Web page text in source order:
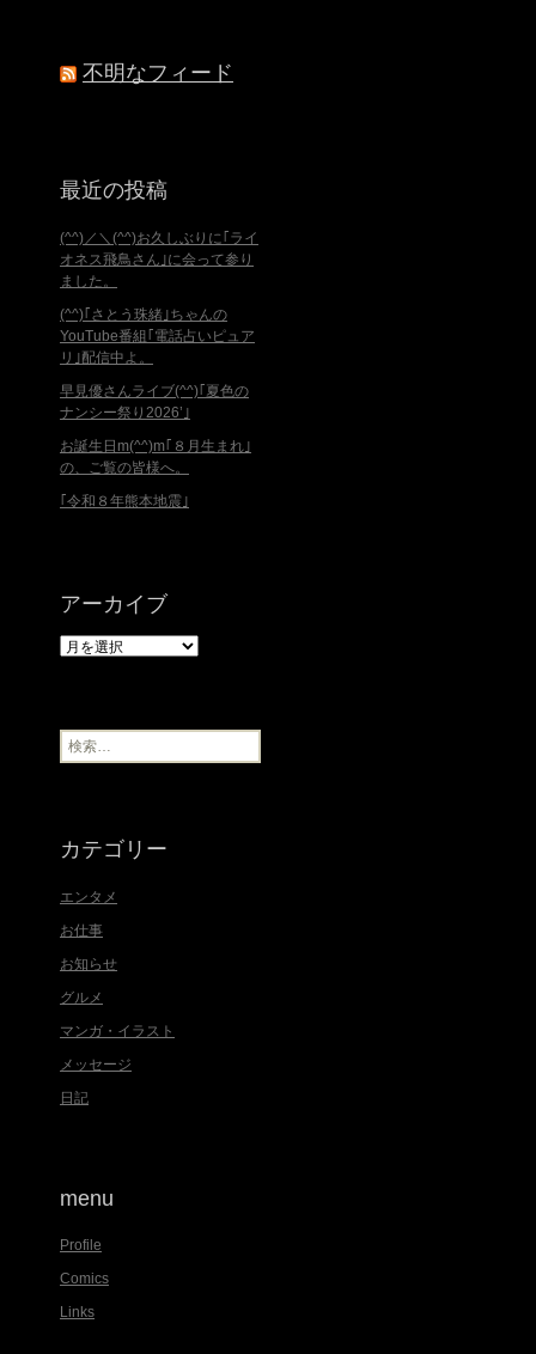
不明なフィード
最近の投稿
(^^)／＼(^^)お久しぶりに｢ライ
オネス飛鳥さん｣に会って参り
ました。
(^^)｢さとう珠緒｣ちゃんの
YouTube番組｢電話占いピュア
リ｣配信中よ。
早見優さんライブ(^^)｢夏色の
ナンシー祭り2026’｣
お誕生日m(^^)m｢８月生まれ｣
の、ご覧の皆様へ。
｢令和８年熊本地震｣
アーカイブ
ア
ブ
検
索
カテゴリー
エンタメ
お仕事
お知らせ
グルメ
マンガ・イラスト
メッセージ
日記
menu
Profile
Comics
Links